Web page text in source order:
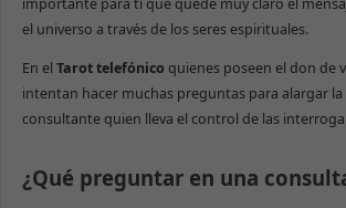
el universo a través de los seres espirituales.
En el Tarot telefónico quienes poseen el don de
intentan hacer muchas preguntas para alargar la
consultante quien lleva el control de las
¿Qué preguntar en una